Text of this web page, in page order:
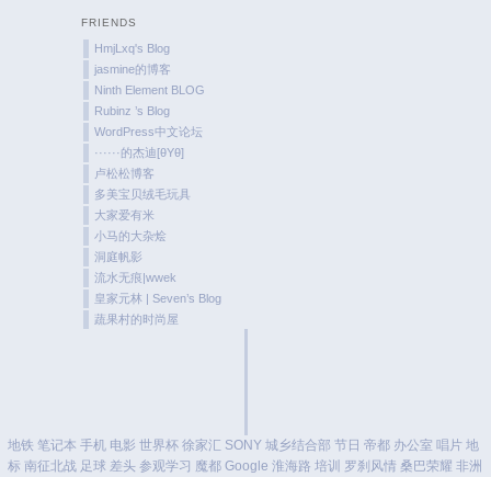
FRIENDS
HmjLxq's Blog
jasmine的博客
Ninth Element BLOG
Rubinz ’s Blog
WordPress中文论坛
······的杰迪[θYθ]
卢松松博客
多美宝贝绒毛玩具
大家爱有米
小马的大杂烩
洞庭帆影
流水无痕|wwek
皇家元林 | Seven’s Blog
蔬果村的时尚屋
地铁 笔记本 手机 电影 世界杯 徐家汇 SONY 城乡结合部 节日 帝都 办公室 唱片 地
标 南征北战 足球 差头 参观学习 魔都 Google 淮海路 培训 罗刹风情 桑巴荣耀 非洲